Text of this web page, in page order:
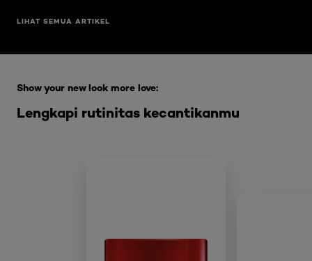
LIHAT SEMUA ARTIKEL
Lengkapi rutinitas kecantikanmu
Show your new look more love: